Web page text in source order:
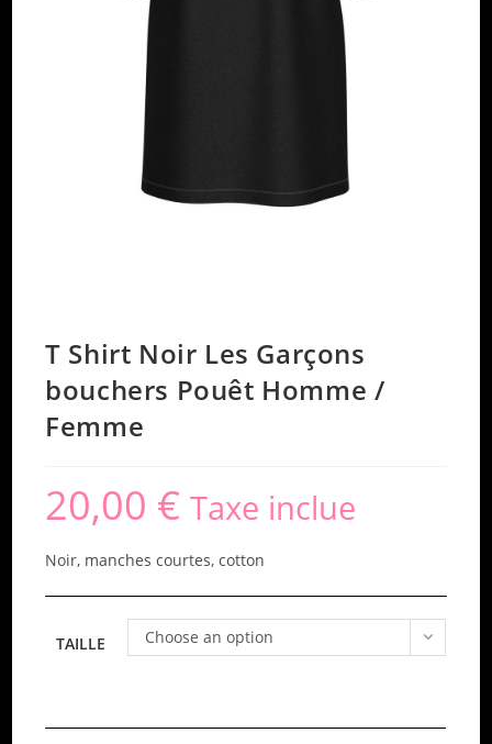
T Shirt Noir Les Garçons
bouchers Pouêt Homme /
Femme
20,00 € Taxe inclue
Noir, manches courtes, cotton
TAILLE Choose an option